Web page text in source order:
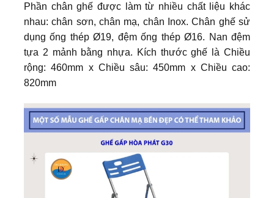
Phần chânghế được làm từ nhiều chất liệu khác
nhau: chân sơn, chân mạ, chân Inox. Chân ghế sử
dụng ống thép Ø19, đệm ống thép Ø16. Nan đệm
tựa 2 mảnh bằng nhựa. Kích thước ghế là Chiều
rộng: 460mm x Chiều sâu: 450mm x Chiều cao:
820mm